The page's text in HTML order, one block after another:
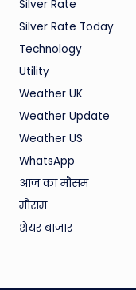
Silver Rate
Silver Rate Today
Technology
Utility
Weather UK
Weather Update
Weather US
WhatsApp
आज का मौसम
मौसम
शेयर बाजार